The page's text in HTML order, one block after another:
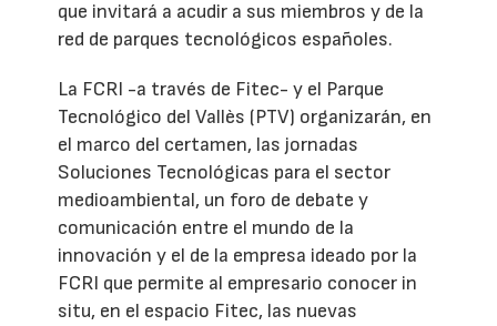
que invitará a acudir a sus miembros y de la
red de parques tecnológicos españoles.
La FCRI -a través de Fitec- y el Parque
Tecnológico del Vallès (PTV) organizarán, en
el marco del certamen, las jornadas
Soluciones Tecnológicas para el sector
medioambiental, un foro de debate y
comunicación entre el mundo de la
innovación y el de la empresa ideado por la
FCRI que permite al empresario conocer in
situ, en el espacio Fitec, las nuevas